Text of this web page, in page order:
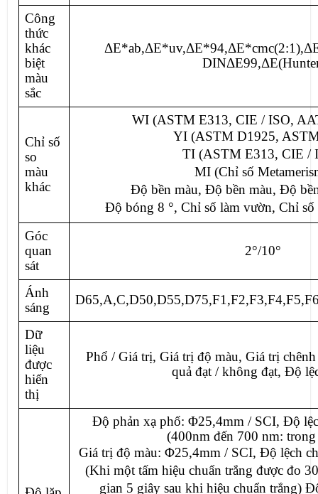
Công
thức
khác
biệt
màu
sắc
Chỉ số
so
màu
khác
WI (ASTM E313, CIE / ISO,
YI (ASTM D1925,
TI (ASTM E313, CIE /
MI (Chỉ số
Độ bền màu, Độ bền màu, Độ
Độ bóng 8 °, Chỉ số làm vườn, Chỉ
Góc
quan
sát
2°/10°
Ánh
sáng
Dữ
liệu
được
hiển
thị
Phổ / Giá trị, Giá trị độ màu, Giá trị
quả đạt / không đạt, Độ
Độ phản xạ phổ: Φ25,4mm / SCI, Độ
(400nm đến 700 nm:
Giá trị độ màu: Φ25,4mm / SCI, Độ lệch
(Khi một tấm hiệu chuẩn trắng được đo
gian 5 giây sau khi hiệu chuẩn trắng)